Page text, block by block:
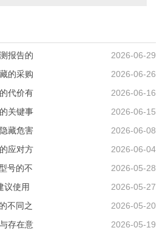
2026-06-29
报告的
2026-06-26
的采购
2026-06-16
代价有
2026-06-15
关键事
2026-06-08
藏危害
2026-06-04
应对方
2026-05-28
号的不
2026-05-27
议使用
2026-05-20
不同之
2026-05-19
存在意